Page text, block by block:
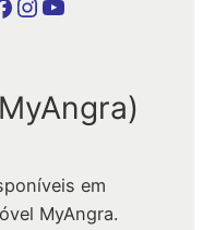
em
MyAngra.